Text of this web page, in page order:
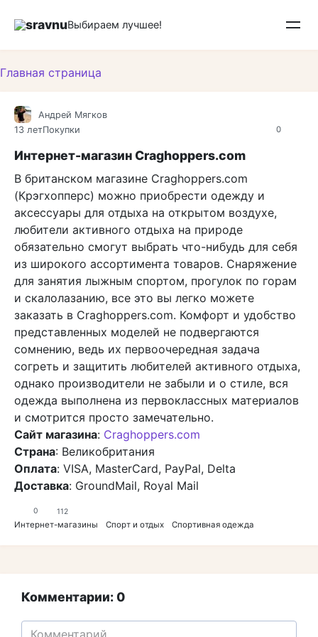
sravnuВыбираем лучшее!
Главная страница
0
Андрей Мягков
13 летПокупки
Интернет-магазин Craghoppers.com
В британском магазине Craghoppers.com
(Крэгхопперс) можно приобрести одежду и
аксессуары для отдыха на открытом воздухе,
любители активного отдыха на природе
обязательно смогут выбрать что-нибудь для себя
из широкого ассортимента товаров. Снаряжение
для занятия лыжным спортом, прогулок по горам
и скалолазанию, все это вы легко можете
заказать в Craghoppers.com. Комфорт и удобство
представленных моделей не подвергаются
сомнению, ведь их первоочередная задача
согреть и защитить любителей активного отдыха,
однако производители не забыли и о стиле, вся
одежда выполнена из первоклассных материалов
и смотрится просто замечательно.
Сайт магазина: Craghoppers.com
Страна: Великобритания
Оплата: VISA, MasterCard, PayPal, Delta
Доставка: GroundMail, Royal Mail
0 112
Интернет-магазины Спорт и отдых Спортивная одежда
Комментарии: 0